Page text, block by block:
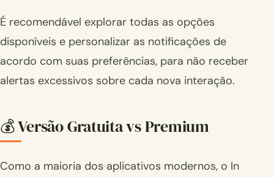
É recomendável explorar todas as opções
disponíveis e personalizar as notificações de
acordo com suas preferências, para não receber
alertas excessivos sobre cada nova interação.
💰 Versão Gratuita vs Premium
Como a maioria dos aplicativos modernos, o In